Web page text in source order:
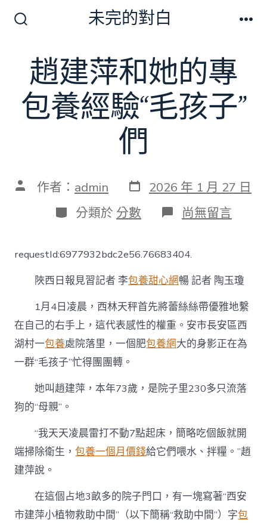
切
換
開
關
未完的對白
趙建萍和她的專
包養經驗“毛孩子”
們
文 作者： admin 發
表
日
期
2026 年 1 月 27 日
分
類
分類於 分數 在
〈趙
萍
和
她
的
包
養
經
驗
子”
們〉
尚無留言
requestId:6977932bdc2e56.76683404.
陜西日報見習記者 李包養甜心網暢 記者 陶玉瓊
1月4日凌晨，西林天秤首先將蕾絲絲帶優雅地繫
在自己的右手上，這代表感性的權重。安市長安區西
湖村一包養處院落里，一個肥包養網大的身影正在為
一群“毛孩子”忙得團團轉。
她叫趙建萍，本年73歲，是院子里230多只流落
狗的“母親”。
“我天天凌晨雷打不動7點起床，簡略吃個飯就開
端掃除衛生，包養一個月價錢給它們喂水、拌糧。”趙
建萍說。
在這個占地3畝多的院子門口，有一塊寫著“西安
市建萍小植物救助中間”（以下簡稱“救助中間”）字包